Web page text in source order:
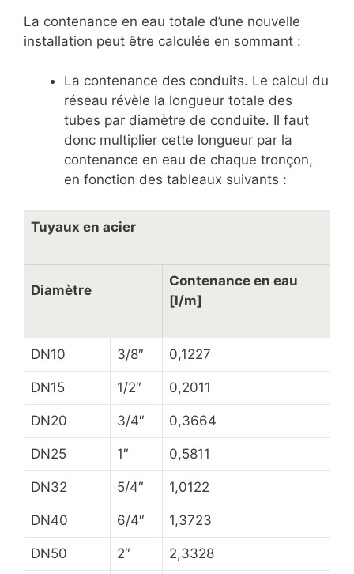
La contenance en eau totale d’une nouvelle
installation peut être calculée en sommant :
La contenance des conduits. Le calcul du
réseau révèle la longueur totale des
tubes par diamètre de conduite. Il faut
donc multiplier cette longueur par la
contenance en eau de chaque tronçon,
en fonction des tableaux suivants :
Tuyaux en acier
Diamètre
Contenance en eau
[l/m]
DN10 3/8″ 0,1227
DN15 1/2″ 0,2011
DN20 3/4″ 0,3664
DN25 1″ 0,5811
DN32 5/4″ 1,0122
DN40 6/4″ 1,3723
DN50 2″ 2,3328